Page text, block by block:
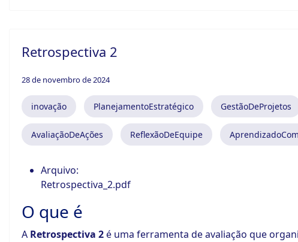
Retrospectiva 2
28 de novembro de 2024
inovação PlanejamentoEstratégico GestãoDeProjetos
AvaliaçãoDeAções ReflexãoDeEquipe
Arquivo:
Retrospectiva_2.pdf
O que é
A Retrospectiva 2é uma ferramenta de avaliação que